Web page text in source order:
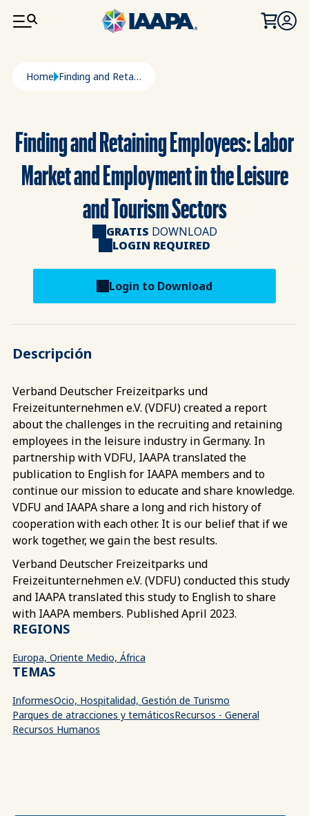
PASAR AL CONTENIDO PRINCIPAL
Ruta de navegación
Home Finding and Retaining Employees: Labor Market and Employment In The Leisure and Tourism Sectors
Finding and Retaining Employees: Labor
Market and Employment in the Leisure
and Tourism Sectors
GRATIS DOWNLOAD
LOGIN REQUIRED
Login to Download
Descripción
Verband Deutscher Freizeitparks und
Freizeitunternehmen e.V. (VDFU) created a report
about the challenges in the recruiting and retaining
employees in the leisure industry in Germany. In
partnership with VDFU, IAAPA translated the
publication to English for IAAPA members and to
continue our mission to educate and share knowledge.
VDFU and IAAPA share a long and rich history of
cooperation with each other. It is our belief that if we
work together, we gain the best results.
Verband Deutscher Freizeitparks und
Freizeitunternehmen e.V. (VDFU) conducted this study
and IAAPA translated this study to English to share
with IAAPA members. Published April 2023.
REGIONS
Europa, Oriente Medio, África
TEMAS
InformesOcio, Hospitalidad, Gestión de Turismo
Parques de atracciones y temáticosRecursos - General
Recursos Humanos